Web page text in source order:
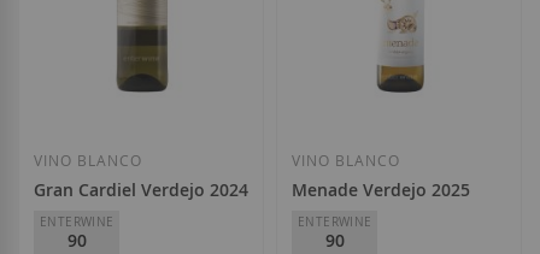
Añadir a la Lista de Deseos Añadir a la Lista
VINO BLANCO
Gran Cardiel Verdejo 2024
ENTERWINE
90
VINO BLANCO
Menade Verdejo 2025
ENTERWINE
90